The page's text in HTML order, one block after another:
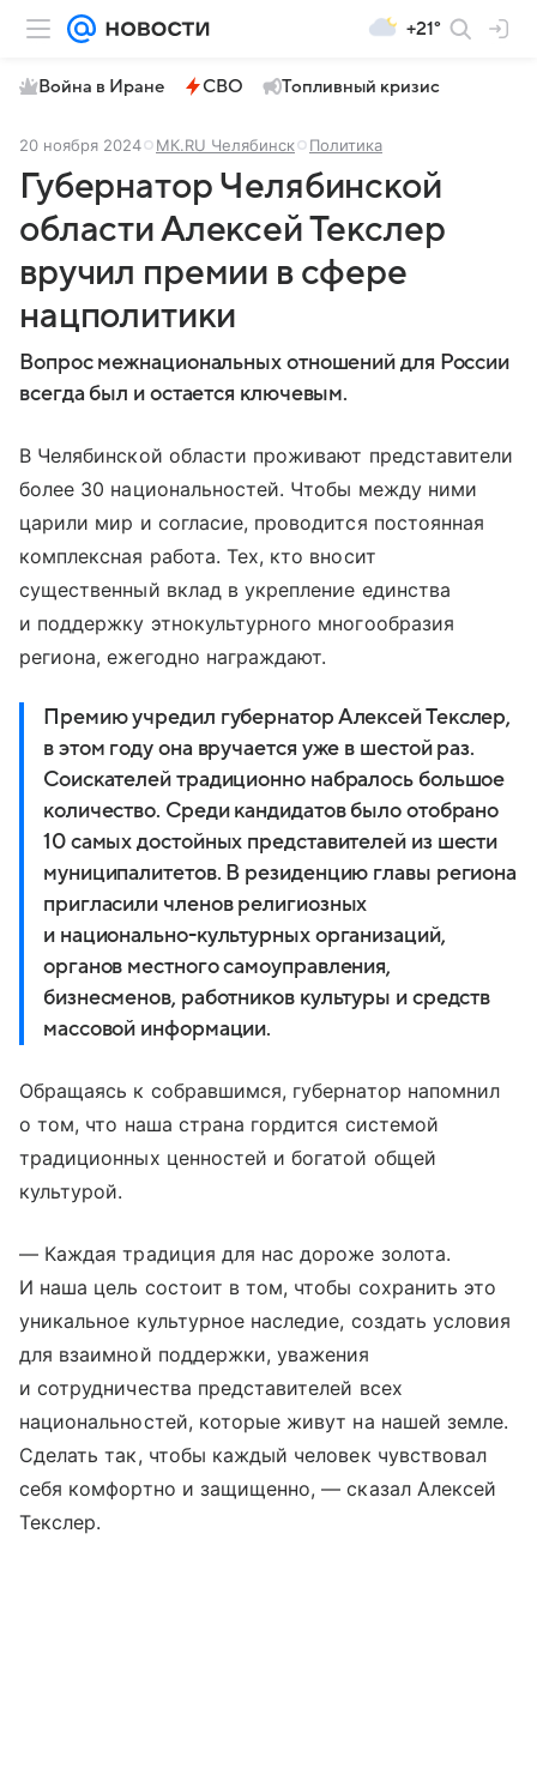
+21°
Война в Иране СВО Топливный кризис
20 ноября 2024 МК.RU Челябинск Политика
Губернатор Челябинской
области Алексей Текслер
вручил премии в сфере
нацполитики
Вопрос межнациональных отношений для России
всегда был и остается ключевым.
В Челябинской области проживают представители
более 30 национальностей. Чтобы между ними
царили мир и согласие, проводится постоянная
комплексная работа. Тех, кто вносит
существенный вклад в укрепление единства
и поддержку этнокультурного многообразия
региона, ежегодно награждают.
Премию учредил губернатор Алексей Текслер,
в этом году она вручается уже в шестой раз.
Соискателей традиционно набралось большое
количество. Среди кандидатов было отобрано
10 самых достойных представителей из шести
муниципалитетов. В резиденцию главы региона
пригласили членов религиозных
и национально-культурных организаций,
органов местного самоуправления,
бизнесменов, работников культуры и средств
массовой информации.
Обращаясь к собравшимся, губернатор напомнил
о том, что наша страна гордится системой
традиционных ценностей и богатой общей
культурой.
— Каждая традиция для нас дороже золота.
И наша цель состоит в том, чтобы сохранить это
уникальное культурное наследие, создать условия
для взаимной поддержки, уважения
и сотрудничества представителей всех
национальностей, которые живут на нашей земле.
Сделать так, чтобы каждый человек чувствовал
себя комфортно и защищенно, — сказал Алексей
Текслер.